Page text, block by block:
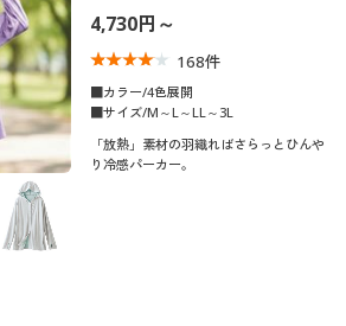
4,730円～
168件
■カラー/4色展開
■サイズ/M～L～LL～3L
「放熱」素材の羽織ればさらっとひんや
り冷感パーカー。